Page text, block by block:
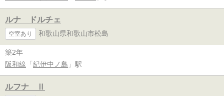
ルナ ドルチェ
空室あり 和歌山県和歌山市松島
築2年
阪和線 「 紀伊中ノ島 」駅
ルフナ Ⅱ